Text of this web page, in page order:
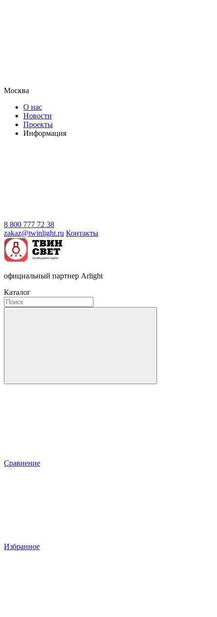
Москва
О нас
Новости
Проекты
Информация
8 800 777 72 38
zakaz@twinlight.ru Контакты
официальный партнер Arlight
Каталог
Сравнение
Избранное